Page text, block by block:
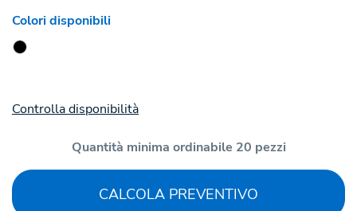
Colori disponibili
Controlla disponibilità
Quantità minima ordinabile 20 pezzi
CALCOLA PREVENTIVO